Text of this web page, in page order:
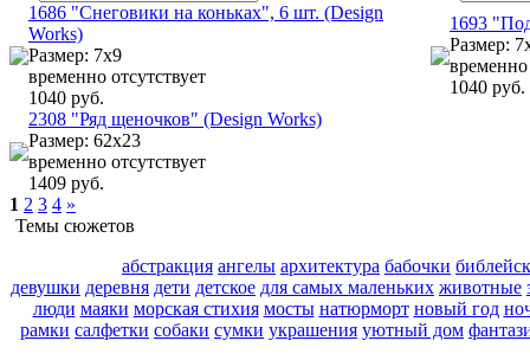
1686 "Снеговики на коньках", 6 шт. (Design
Works)
Размер: 7х9
временно отсутствует
1040 руб.
1693
Размер:
временно
1040 руб.
2308 "Ряд щеночков" (Design Works)
Размер: 62х23
временно отсутствует
1409 руб.
1 2 3 4 »
Темы сюжетов
абстракция ангелы архитектура бабочки
девушки деревня дети детское для самых маленьких животные
люди маяки морская стихия мосты натюрморт новый год
рамки салфетки собаки сумки украшения уютный дом